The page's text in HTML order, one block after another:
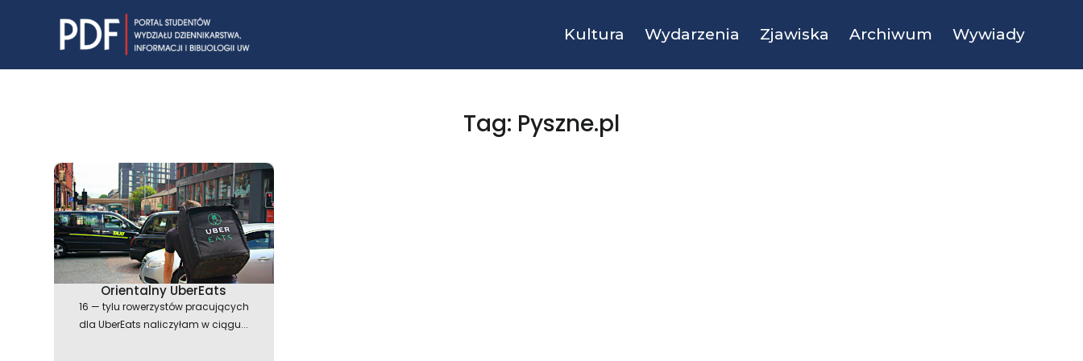
Kultura Wydarzenia Zjawiska Archiwum Wywiady
Tag: Pyszne.pl
Orientalny UberEats
16 — tylu rowerzystów pracujących
dla UberEats naliczyłam w ciągu...